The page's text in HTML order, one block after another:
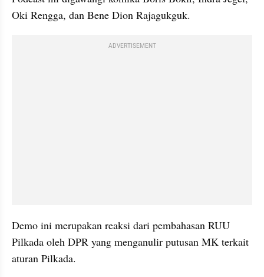
Oki Rengga, dan Bene Dion Rajagukguk.
ADVERTISEMENT
Demo ini merupakan reaksi dari pembahasan RUU
Pilkada oleh DPR yang menganulir putusan MK terkait
aturan Pilkada.